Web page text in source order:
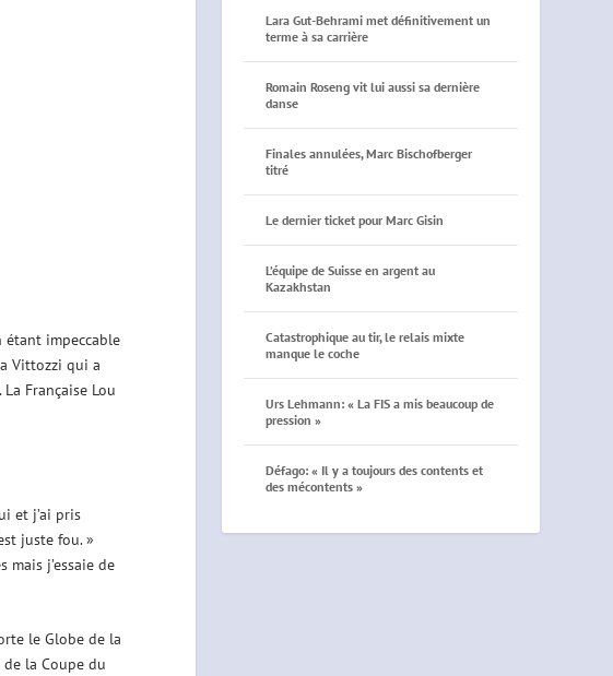
impeccable
Vittozzi qui a
Française Lou
et j’ai pris
juste fou. »
j’essaie de
le Globe de la
la Coupe du
Lara Gut-Behrami met définitivement un
terme à sa carrière
Romain Roseng vit lui aussi sa dernière
danse
Finales annulées, Marc Bischofberger
titré
Le dernier ticket pour Marc Gisin
L’équipe de Suisse en argent au
Kazakhstan
Catastrophique au tir, le relais mixte
manque le coche
Urs Lehmann: « La FIS a mis beaucoup de
pression »
Défago: « Il y a toujours des contents et
des mécontents »